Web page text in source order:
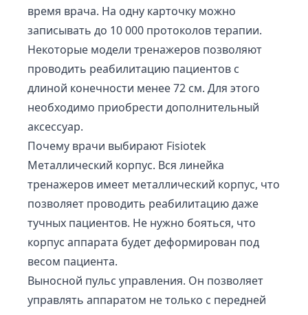
время врача. На одну карточку можно
записывать до 10 000 протоколов терапии.
Некоторые модели тренажеров позволяют
проводить реабилитацию пациентов с
длиной конечности менее 72 см. Для этого
необходимо приобрести дополнительный
аксессуар.
Почему врачи выбирают Fisiotek
Металлический корпус. Вся линейка
тренажеров имеет металлический корпус, что
позволяет проводить реабилитацию даже
тучных пациентов. Не нужно бояться, что
корпус аппарата будет деформирован под
весом пациента.
Выносной пульс управления. Он позволяет
управлять аппаратом не только с передней